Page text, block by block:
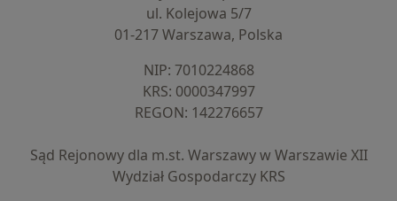
ul. Kolejowa 5/7
01-217 Warszawa, Polska
NIP: ⁠7010224868
KRS: ⁠0000347997
REGON: ⁠142276657
Sąd Rejonowy dla m.st. Warszawy w Warszawie XII
Wydział Gospodarczy KRS